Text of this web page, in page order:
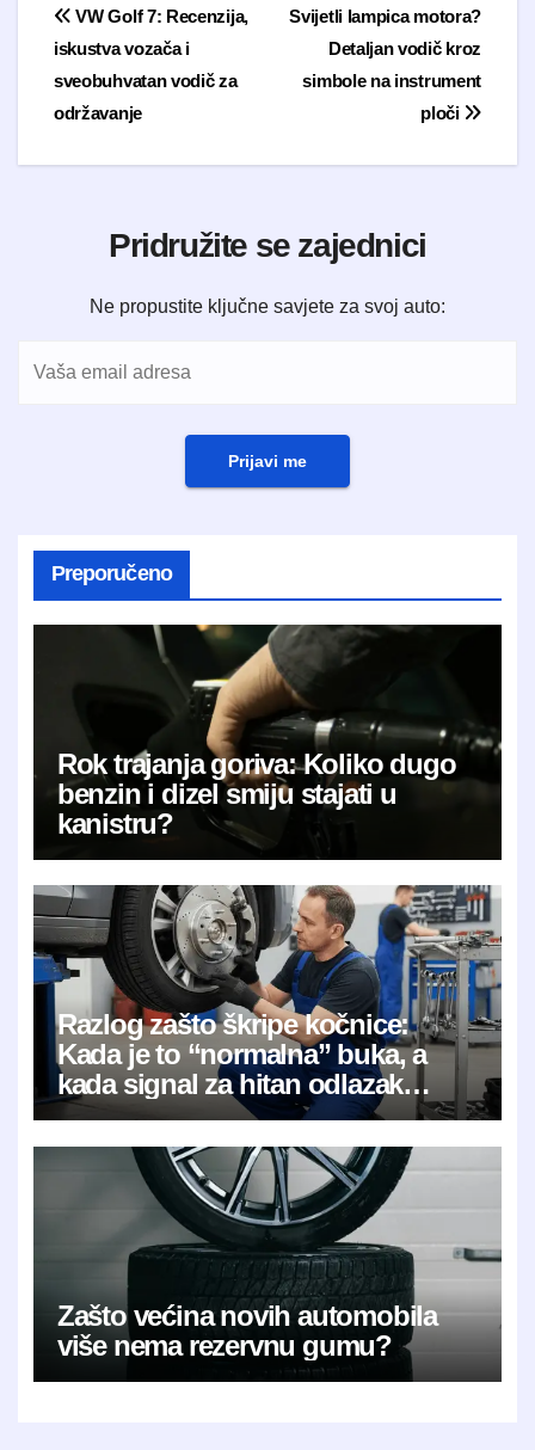
Navigacija objavaSvijetli lampica motora?
Detaljan vodič kroz
simbole na instrument
ploči
VW Golf 7: Recenzija,
iskustva vozača i
sveobuhvatan vodič za
održavanje
Pridružite se zajednici
Ne propustite ključne savjete za svoj auto:
Prijavi me
Preporučeno
Rok trajanja goriva: Koliko dugo
benzin i dizel smiju stajati u
kanistru?
Razlog zašto škripe kočnice:
Kada je to “normalna” buka, a
kada signal za hitan odlazak
mehaničaru?
Zašto većina novih automobila
više nema rezervnu gumu?